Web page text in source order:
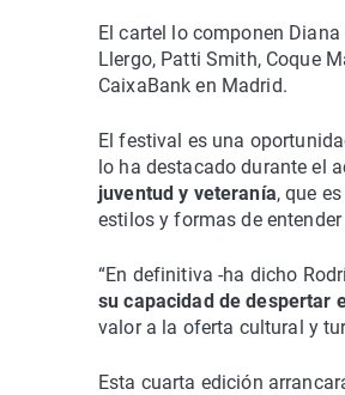
El cartel lo componen
Llergo, Patti Smith, Coque
CaixaBank en Madrid.
El festival es una
lo ha destacado durante el
juventud y veteranía, que
estilos y formas de
“En definitiva -ha dicho
su capacidad de despertar
valor a la oferta cultural y
Esta cuarta edición